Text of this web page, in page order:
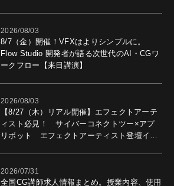
2026/08/03
8/7（金）開催！VFXはよりシンプルに。
Flow Studio 開発者が語る次世代のAI・CGワ
ークフロー【来日講演】
2026/08/03
【8/27（木）リアル開催】エフェクトアーテ
ィスト必見！ サイバーコネクトツー×アプ
リボット エフェクトアーティスト登壇イベ
2026/07/31
全国CG講師求人情報まとめ。授業内容、使用